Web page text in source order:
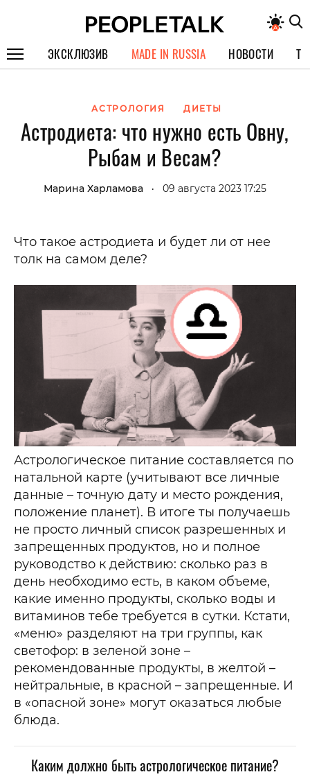
ЭКСКЛЮЗИВ
СПЕЦПРОЕКТЫ
ИНТЕРВЬЮ
ПОКОЛЕНИЕ
MADE IN RUSSIA НОВОСТИ
АСТРОЛОГИЯ ДИЕТЫ
Астродиета: что нужно есть Овну,
Рыбам и Весам?
Марина Харламова • 09 августа 2023 17:25
Что такое астродиета и будет ли от нее
толк на самом деле?
Астрологическое питание составляется по
натальной карте (учитывают все личные
данные – точную дату и место рождения,
положение планет). В итоге ты получаешь
не просто личный список разрешенных и
запрещенных продуктов, но и полное
руководство к действию: сколько раз в
день необходимо есть, в каком объеме,
какие именно продукты, сколько воды и
витаминов тебе требуется в сутки. Кстати,
«меню» разделяют на три группы, как
светофор: в зеленой зоне –
рекомендованные продукты, в желтой –
нейтральные, в красной – запрещенные. И
в «опасной зоне» могут оказаться любые
блюда.
Каким должно быть астрологическое питание?